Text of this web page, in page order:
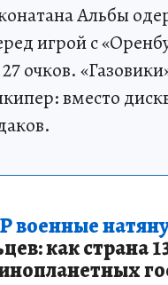
Альбы
игрой с
очков.
вместо
военные
как страна